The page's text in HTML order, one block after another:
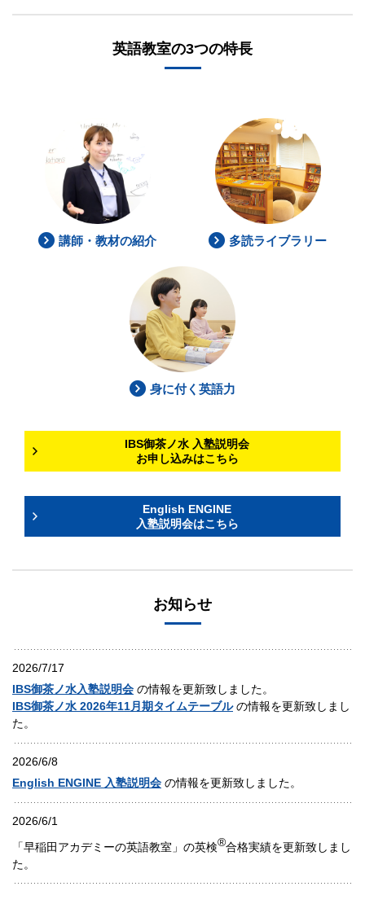
英語教室の3つの特長
講師・教材の紹介 多読ライブラリー
身に付く英語力
IBS御茶ノ水 入塾説明会
お申し込みはこちら
English ENGINE
入塾説明会はこちら
お知らせ
2026/7/17
IBS御茶ノ水入塾説明会 の情報を更新致しました。
IBS御茶ノ水 2026年11月期タイムテーブルの情報を更新致しまし
た。
2026/6/8
English ENGINE 入塾説明会 の情報を更新致しました。
2026/6/1
「早稲田アカデミーの英語教室」の英検®合格実績を更新致しまし
た。